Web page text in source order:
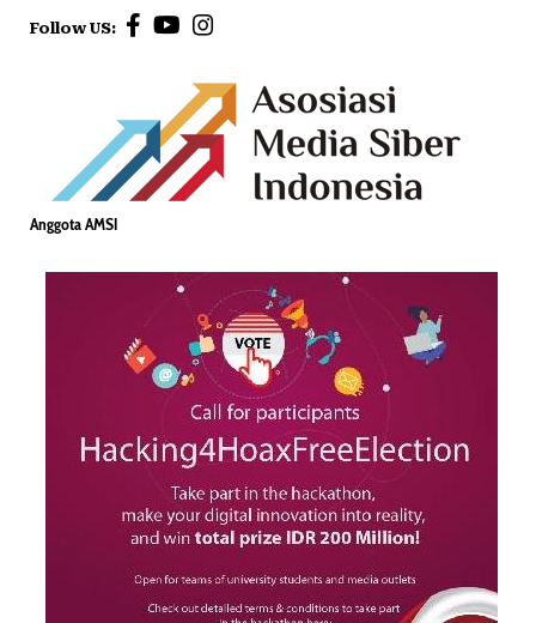
Follow US:
Anggota AMSI